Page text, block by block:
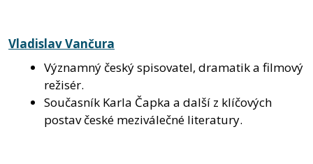
Vladislav Vančura
Významný český spisovatel, dramatik a filmový
režisér.
Současník Karla Čapka a další z klíčových
postav české meziválečné literatury.